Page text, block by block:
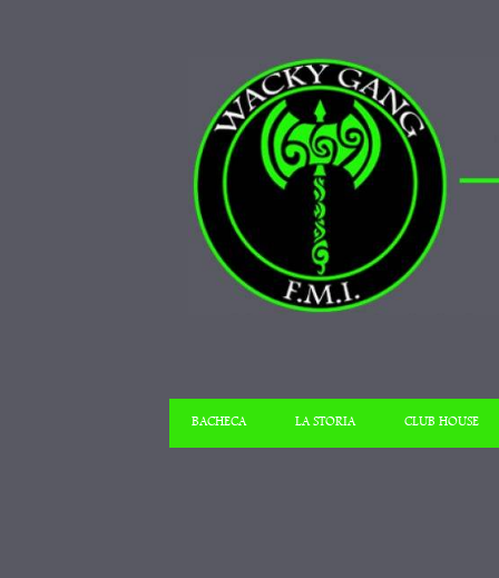
BACHECA LA STORIA CLUB HOUSE